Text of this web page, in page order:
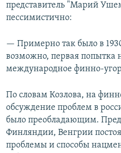
представитель "Марий
пессимистично:
— Примерно так было в
возможно, первая попытка
международное финно-
По словам Козлова, на
обсуждение проблем в
было преобладающим.
Финляндии, Венгрии
проблемы и способы